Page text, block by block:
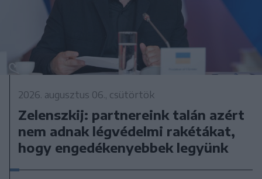
2026. augusztus 06., csütörtök
Zelenszkij: partnereink talán azért
nem adnak légvédelmi rakétákat,
hogy engedékenyebbek legyünk